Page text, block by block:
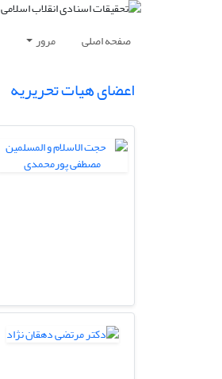
صفحه اصلی مرور
اعضای هیات تحریریه